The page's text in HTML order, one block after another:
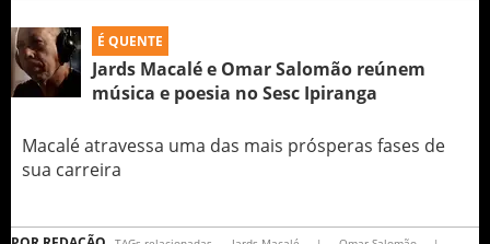
É QUENTE
Jards Macalé e Omar Salomão reúnem
música e poesia no Sesc Ipiranga
Macalé atravessa uma das mais prósperas fases de
sua carreira